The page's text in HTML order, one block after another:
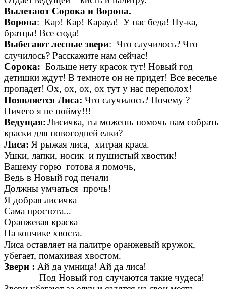
Вылетают Сорока и Ворона.
Ворона: Кар! Кар! Караул! У нас беда! Ну-ка,
братцы! Все сюда!
Выбегают лесные звери: Что случилось? Что
случилось? Расскажите нам сейчас!
Сорока: Больше нету красок тут! Новый год
детишки ждут! В темноте он не придет! Все веселье
пропадет! Ох, ох, ох, ох тут у нас переполох!
Появляется Лиса: Что случилось? Почему ?
Ничего я не пойму!!!
Ведущая:Лисичка, ты можешь помочь нам собрать
краски для новогодней елки?
Лиса: Я рыжая лиса, хитрая краса.
Ушки, лапки, носик и пушистый хвостик!
Вашему горю готова я помочь,
Ведь в Новый год печали
Должны умчаться прочь!
Я добрая лисичка —
Сама простота...
Оранжевая краска
На кончике хвоста.
Лиса оставляет на палитре оранжевый кружок,
убегает, помахивая хвостом.
Звери : Ай да умница! Ай да лиса!
Под Новый год случаются такие чудеса!